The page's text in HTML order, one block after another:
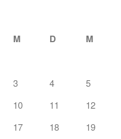
M D M
3
4 5
10
11 12
17
18 19